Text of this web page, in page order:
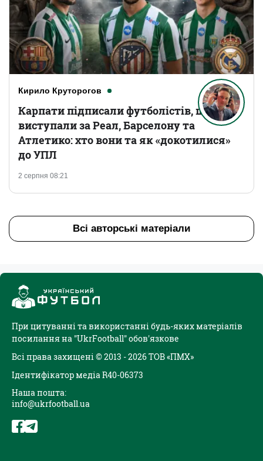
Кирило Круторогов
2 серпня 08:21
Карпати підписали футболістів, що
виступали за Реал, Барселону та
Атлетико: хто вони та як «докотилися»
до УПЛ
Всі авторські матеріали
При цитуванні та використанні будь-яких матеріалів
посилання на "UkrFootball" обов'язкове
Всі права захищені © 2013 - 2026 ТОВ «ПМХ»
Ідентифікатор медіа R40-06373
Наша пошта:
info@ukrfootball.ua